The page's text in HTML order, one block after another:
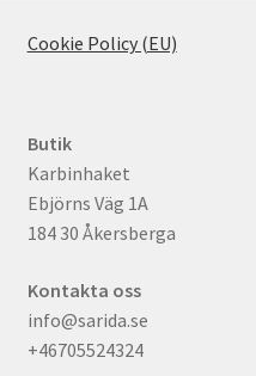
Cookie Policy (EU)
Butik
Karbinhaket
Ebjörns Väg 1A
184 30 Åkersberga
Kontakta oss
info@sarida.se
+46705524324